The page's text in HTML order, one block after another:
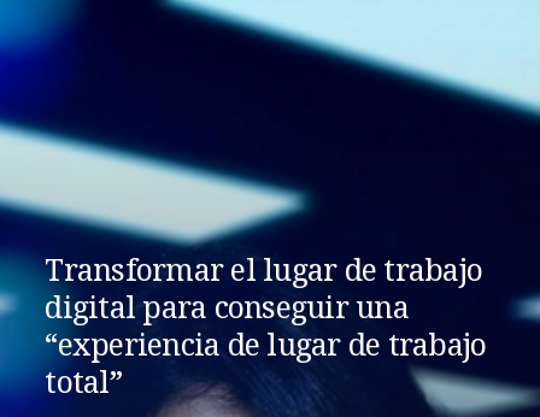
Transformar el lugar de trabajo
digital para conseguir una
“experiencia de lugar de trabajo
total”